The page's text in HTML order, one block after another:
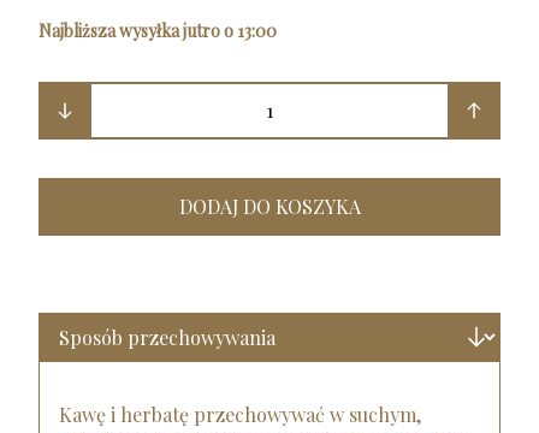
Najbliższa wysyłka jutro o 13:00
1
DODAJ DO KOSZYKA
Kawę i herbatę przechowywać w suchym,